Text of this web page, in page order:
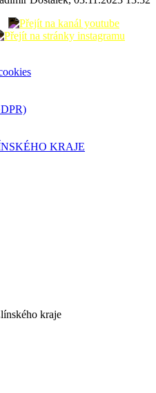
KRAJE
kraje